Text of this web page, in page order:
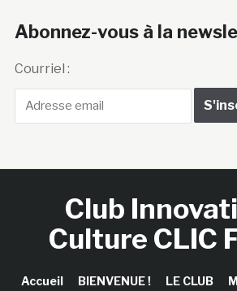
Abonnez-vous à la
Courriel :
Club
Culture CLIC
Accueil BIENVENUE ! LE CLUB